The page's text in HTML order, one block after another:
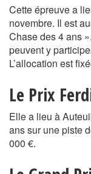
Cette épreuve a
novembre. Il est
Chase des 4 ans
peuvent y
L’allocation est
Le Prix
Elle a lieu à
ans sur une piste
000 €.